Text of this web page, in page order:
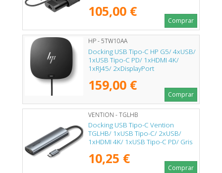
105,00 €
Comprar
HP - 5TW10AA
Docking USB Tipo-C HP G5/ 4xUSB/
1xUSB Tipo-C PD/ 1xHDMI 4K/
1xRJ45/ 2xDisplayPort
159,00 €
Comprar
VENTION - TGLHB
Docking USB Tipo-C Vention
TGLHB/ 1xUSB Tipo-C/ 2xUSB/
1xHDMI 4K/ 1xUSB Tipo-C PD/ Gris
10,25 €
Comprar